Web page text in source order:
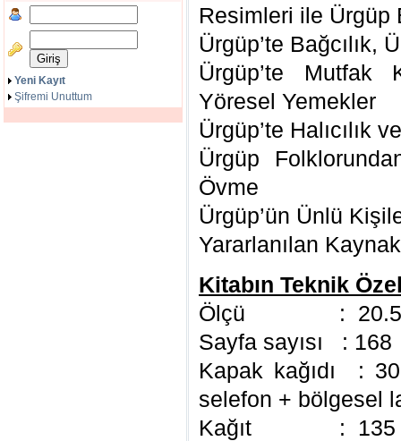
Yeni Kayıt
Şifremi Unuttum
Resimleri ile Ürgüp
Ürgüp’te Bağcılık,
Ürgüp’te Mutfak
Yöresel Yemekler
Ürgüp’te Halıcılık
Ürgüp
Övme
Ürgüp’ün Ünlü
Yararlanılan
Kitabın Teknik
Ölçü : 20.5 x
Sayfa sayısı : 168
Kapak kağıdı :
selefon + bölgesel
Kağıt : 135 gr